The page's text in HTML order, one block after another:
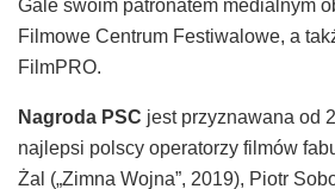
Gale swoim patronatem medialnym
Filmowe Centrum Festiwalowe, a
FilmPRO.
Nagroda PSC jest przyznawana od
najlepsi polscy operatorzy filmów
Żal („Zimna Wojna”, 2019), Piotr